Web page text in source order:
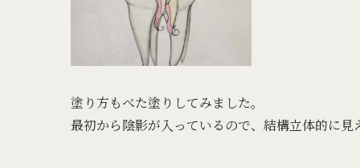
塗り方もべた塗りしてみました。
最初から陰影が入っているので、結構立体的に見